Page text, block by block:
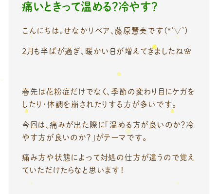
痛いときって温める？冷やす？
こんにちは。せなかリペア、藤原慧美です(*’▽’)
2月も半ばが過ぎ、暖かい日が増えてきましたね🌸
春先は花粉症だけでなく、季節の変わり目にケガを
したり・体調を崩されたりする方が多いです。
今回は、痛みが出た際に「温める方が良いのか？冷
やす方が良いのか？」がテーマです。
痛み方や状態によって対処の仕方が違うので覚え
ていただけたらなと思います！